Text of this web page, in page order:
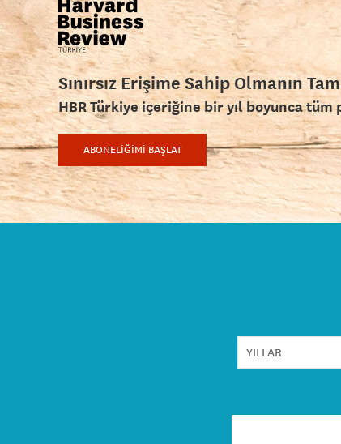
Sınırsız Erişime Sahip Olmanın
HBR Türkiye içeriğine bir yıl boyunca
ABONELİĞİMİ BAŞLAT